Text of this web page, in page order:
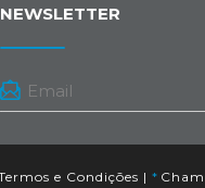
NEWSLETTER
e Condições | *